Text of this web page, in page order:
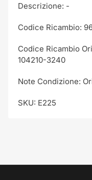
Descrizione: -
Codice Ricambio:
Codice Ricambio
104210-3240
Note Condizione:
SKU: E225